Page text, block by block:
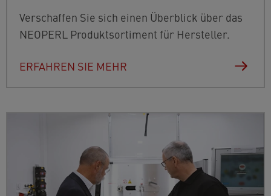
Verschaffen Sie sich einen Überblick über das
NEOPERL Produktsortiment für Hersteller.
ERFAHREN SIE MEHR